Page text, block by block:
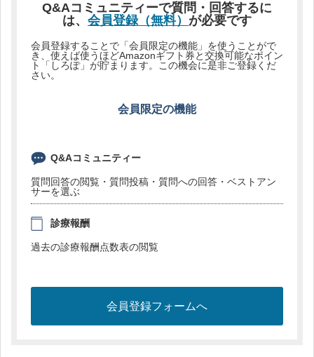
Q&Aコミュニティーで質問・回答するに
は、 会員登録（無料） が必要です
会員登録することで「会員限定の機能」を使うことがで
き、使えば使うほどAmazonギフト券と交換可能なポイン
ト「しろぽ」が貯まります。この機会に是非ご登録くだ
さい。
会員限定の機能
Q&Aコミュニティー
質問回答の閲覧・質問投稿・質問への回答・ベストアン
サーを選ぶ
診療報酬
過去の診療報酬点数表の閲覧
会員登録フォームへ